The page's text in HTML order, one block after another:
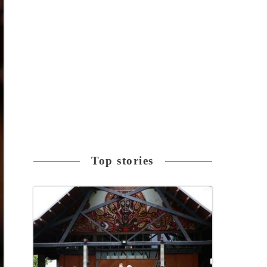
Top stories